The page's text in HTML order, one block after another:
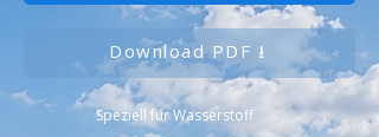
Download PDF ⭳
Speziell für Wasserstoff